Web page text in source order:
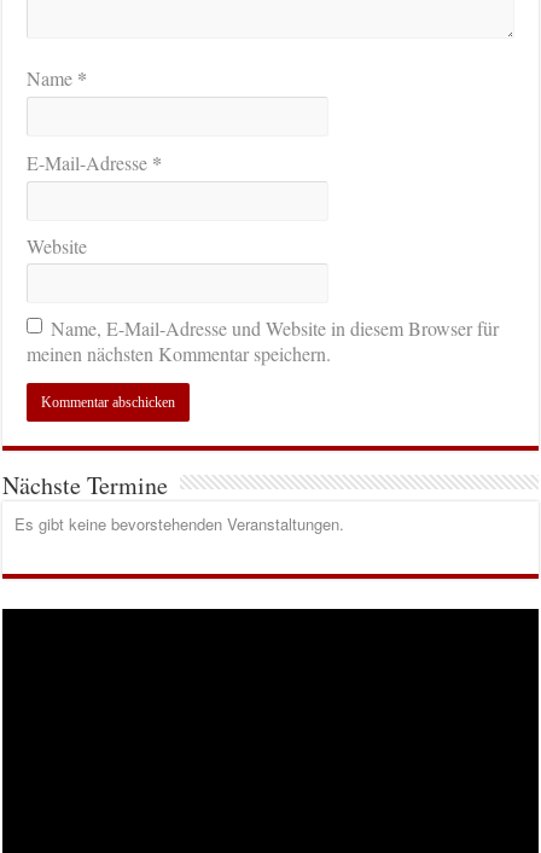
Name *
E-Mail-Adresse *
Website
Name, E-Mail-Adresse und Website in diesem Browser für
meinen nächsten Kommentar speichern.
Nächste Termine
Es gibt keine bevorstehenden Veranstaltungen.